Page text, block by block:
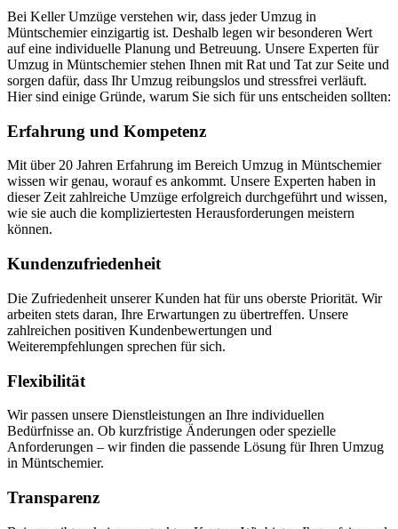
Bei Keller Umzüge verstehen wir, dass jeder Umzug in
Müntschemier einzigartig ist. Deshalb legen wir besonderen Wert
auf eine individuelle Planung und Betreuung. Unsere Experten für
Umzug in Müntschemier stehen Ihnen mit Rat und Tat zur Seite und
sorgen dafür, dass Ihr Umzug reibungslos und stressfrei verläuft.
Hier sind einige Gründe, warum Sie sich für uns entscheiden sollten:
Erfahrung und Kompetenz
Mit über 20 Jahren Erfahrung im Bereich Umzug in Müntschemier
wissen wir genau, worauf es ankommt. Unsere Experten haben in
dieser Zeit zahlreiche Umzüge erfolgreich durchgeführt und wissen,
wie sie auch die kompliziertesten Herausforderungen meistern
können.
Kundenzufriedenheit
Die Zufriedenheit unserer Kunden hat für uns oberste Priorität. Wir
arbeiten stets daran, Ihre Erwartungen zu übertreffen. Unsere
zahlreichen positiven Kundenbewertungen und
Weiterempfehlungen sprechen für sich.
Flexibilität
Wir passen unsere Dienstleistungen an Ihre individuellen
Bedürfnisse an. Ob kurzfristige Änderungen oder spezielle
Anforderungen – wir finden die passende Lösung für Ihren Umzug
in Müntschemier.
Transparenz